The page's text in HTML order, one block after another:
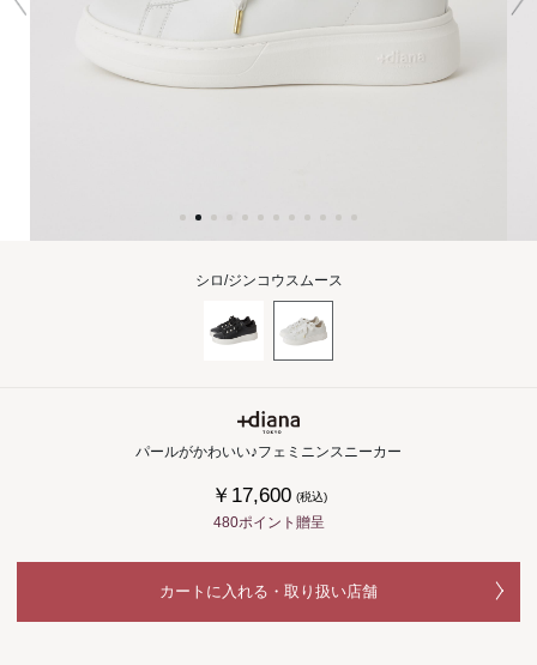
シロ/ジンコウスムース
パールがかわいい♪フェミニンスニーカー
￥17,600 (税込)
480ポイント贈呈
カートに入れる・取り扱い店舗